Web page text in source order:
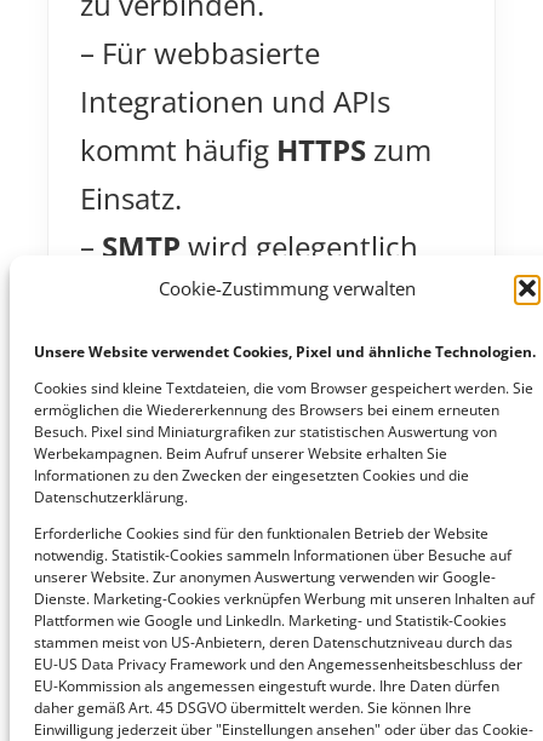
Cookie-Zustimmung verwalten
Unsere Website verwendet Cookies, Pixel und ähnliche Technologien.
Cookies sind kleine Textdateien, die vom Browser gespeichert werden. Sie
ermöglichen die Wiedererkennung des Browsers bei einem erneuten
Besuch. Pixel sind Miniaturgrafiken zur statistischen Auswertung von
Werbekampagnen. Beim Aufruf unserer Website erhalten Sie
Informationen zu den Zwecken der eingesetzten Cookies und die
Datenschutzerklärung.
Erforderliche Cookies sind für den funktionalen Betrieb der Website
notwendig. Statistik-Cookies sammeln Informationen über Besuche auf
unserer Website. Zur anonymen Auswertung verwenden wir Google-
Dienste. Marketing-Cookies verknüpfen Werbung mit unseren Inhalten auf
Plattformen wie Google und LinkedIn. Marketing- und Statistik-Cookies
stammen meist von US-Anbietern, deren Datenschutzniveau durch das
EU-US Data Privacy Framework und den Angemessenheitsbeschluss der
EU-Kommission als angemessen eingestuft wurde. Ihre Daten dürfen
daher gemäß Art. 45 DSGVO übermittelt werden. Sie können Ihre
Einwilligung jederzeit über "Einstellungen ansehen" oder über das Cookie-
– Für webbasierte
Integrationen und APIs
kommt häufig HTTPS zum
Einsatz.
– SMTPwird gelegentlich
für den einfachen,
automatisierten Versand
von EDI-Nachrichten per E-
Mail genutzt, etwa in
kleineren
Integrationsszenarien.
– Teilweise werden auch
ältere
Kommunikationsstandards
wieX.400weiterhin in